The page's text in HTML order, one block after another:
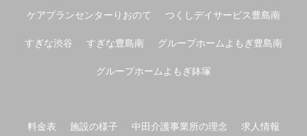
ケアプランセンターりおのて つくしデイサービス豊島南
すぎな渋谷 すぎな豊島南 グループホームよもぎ豊島南
グループホームよもぎ鉢塚
料金表 施設の様子 中田介護事業所の理念 求人情報